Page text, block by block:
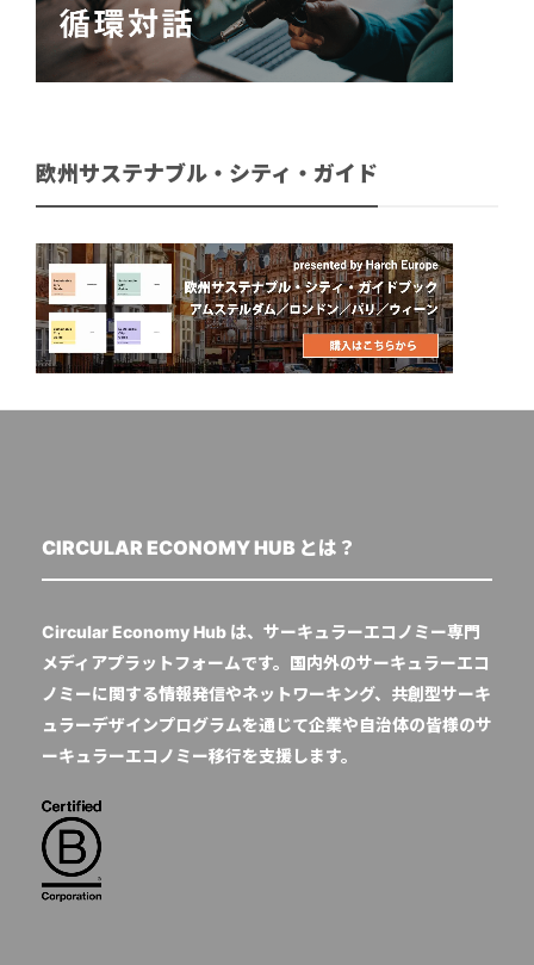
欧州サステナブル・シティ・ガイド
CIRCULAR ECONOMY HUB とは？
Circular Economy Hub は、サーキュラーエコノミー専門
メディアプラットフォームです。国内外のサーキュラーエコ
ノミーに関する情報発信やネットワーキング、共創型サーキ
ュラーデザインプログラムを通じて企業や自治体の皆様のサ
ーキュラーエコノミー移行を支援します。